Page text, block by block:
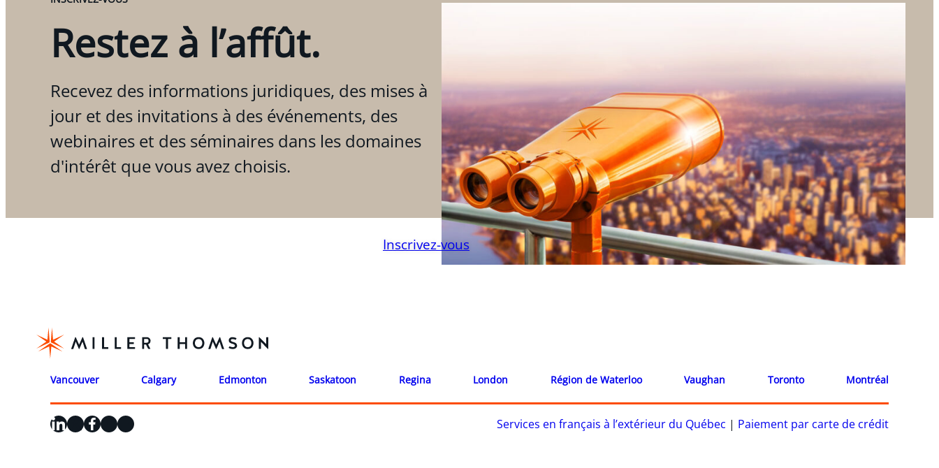
Restez à l’affût.
Recevez des informations juridiques, des mises à
jour et des invitations à des événements, des
webinaires et des séminaires dans les domaines
d'intérêt que vous avez choisis.
Inscrivez-vous
Vancouver Calgary Edmonton Saskatoon Regina London Région de Waterloo Vaughan Toronto Montréal
LinkedIn
X Facebook
Instagram
YouTube Services en français à l’extérieur du Québec | Paiement par carte de crédit